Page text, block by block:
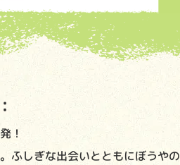
！
ふしぎな出会いとともにぼうやの